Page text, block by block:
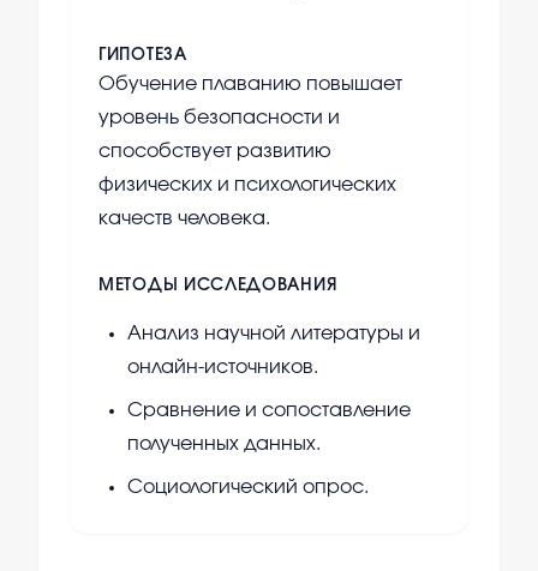
ГИПОТЕЗА
Обучение плаванию повышает
уровень безопасности и
способствует развитию
физических и психологических
качеств человека.
МЕТОДЫ ИССЛЕДОВАНИЯ
Анализ научной литературы и
онлайн-источников.
Сравнение и сопоставление
полученных данных.
Социологический опрос.